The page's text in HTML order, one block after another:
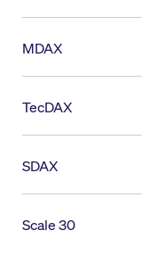
MDAX
TecDAX
SDAX
Scale 30